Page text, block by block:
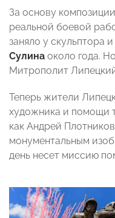
За основу
реальной боевой
заняло у скульптора
Сулина около года.
Митрополит
Теперь жители
художника и помощи
как Андрей
монументальным
день несет миссию